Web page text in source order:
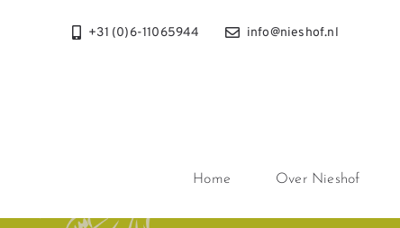
+31 (0)6-11065944 info@nieshof.nl
Home Over Nieshof